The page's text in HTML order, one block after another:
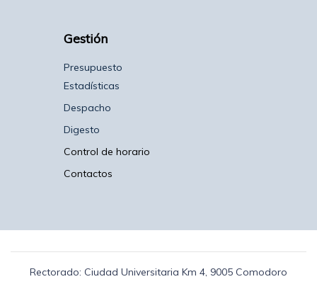
Gestión
Presupuesto
Estadísticas
Despacho
Digesto
Control de horario
Contactos
Rectorado: Ciudad Universitaria Km 4, 9005 Comodoro